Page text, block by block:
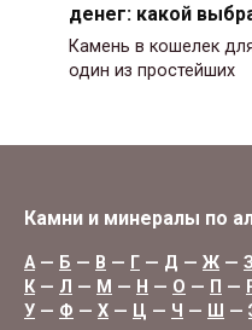
денег: какой
Камень в кошелек
один из простейших
Камни и минералы по
А— Б — В — Г — Д — Ж — З
К — Л — М — Н — О — П —
У — Ф — Х — Ц — Ч — Ш —